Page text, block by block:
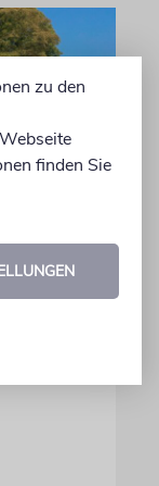
wird
mit dem
zu den
finden Sie